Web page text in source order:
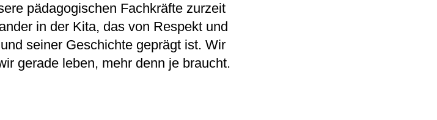
pädagogischen Fachkräfte zurzeit
in der Kita, das von Respekt und
seiner Geschichte geprägt ist. Wir
gerade leben, mehr denn je braucht.